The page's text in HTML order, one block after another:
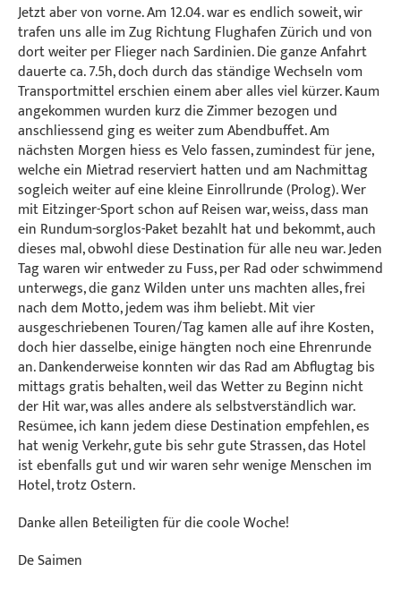
Jetzt aber von vorne. Am 12.04. war es endlich soweit, wir
trafen uns alle im Zug Richtung Flughafen Zürich und von
dort weiter per Flieger nach Sardinien. Die ganze Anfahrt
dauerte ca. 7.5h, doch durch das ständige Wechseln vom
Transportmittel erschien einem aber alles viel kürzer. Kaum
angekommen wurden kurz die Zimmer bezogen und
anschliessend ging es weiter zum Abendbuffet. Am
nächsten Morgen hiess es Velo fassen, zumindest für jene,
welche ein Mietrad reserviert hatten und am Nachmittag
sogleich weiter auf eine kleine Einrollrunde (Prolog). Wer
mit Eitzinger-Sport schon auf Reisen war, weiss, dass man
ein Rundum-sorglos-Paket bezahlt hat und bekommt, auch
dieses mal, obwohl diese Destination für alle neu war. Jeden
Tag waren wir entweder zu Fuss, per Rad oder schwimmend
unterwegs, die ganz Wilden unter uns machten alles, frei
nach dem Motto, jedem was ihm beliebt. Mit vier
ausgeschriebenen Touren/Tag kamen alle auf ihre Kosten,
doch hier dasselbe, einige hängten noch eine Ehrenrunde
an. Dankenderweise konnten wir das Rad am Abflugtag bis
mittags gratis behalten, weil das Wetter zu Beginn nicht
der Hit war, was alles andere als selbstverständlich war.
Resümee, ich kann jedem diese Destination empfehlen, es
hat wenig Verkehr, gute bis sehr gute Strassen, das Hotel
ist ebenfalls gut und wir waren sehr wenige Menschen im
Hotel, trotz Ostern.
Danke allen Beteiligten für die coole Woche!
De Saimen